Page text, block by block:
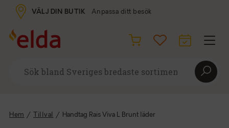
VÄLJ DIN BUTIK Anpassa ditt besök
Hem / Tillval / Handtag Rais Viva L Brunt läder